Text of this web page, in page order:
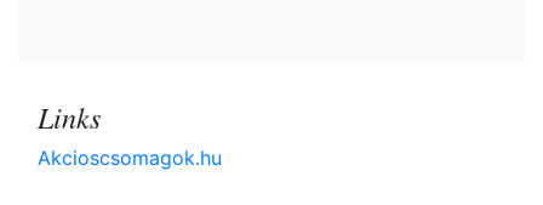
Links
Akcioscsomagok.hu